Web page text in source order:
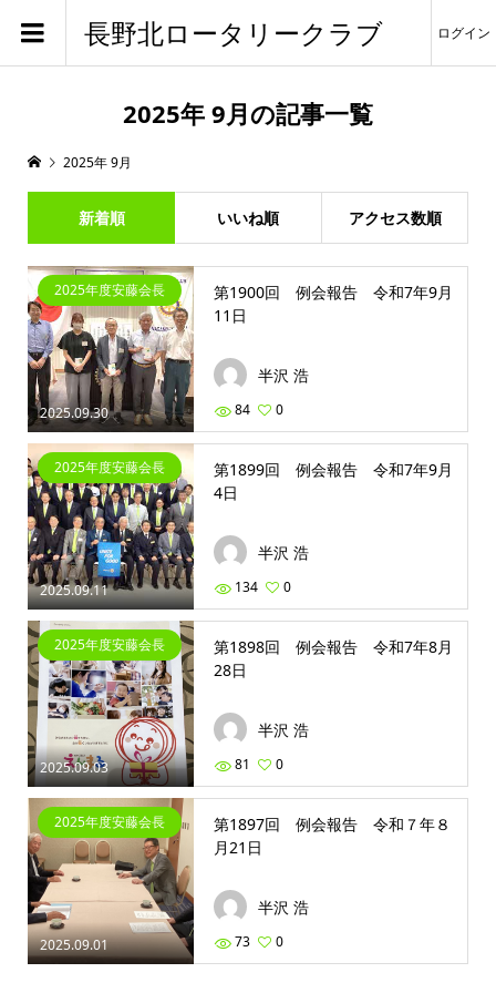
長野北ロータリークラブ ログイン
2025年 9月の記事一覧
2025年 9月
新着順 いいね順 アクセス数順
2025.09.30
2025年度安藤会長
第1900回 例会報告 令和7年9月
11日
半沢 浩
84 0
2025.09.11
2025年度安藤会長
第1899回 例会報告 令和7年9月
4日
半沢 浩
134 0
2025.09.03
2025年度安藤会長
第1898回 例会報告 令和7年8月
28日
半沢 浩
81 0
2025.09.01
2025年度安藤会長
第1897回 例会報告 令和７年８
月21日
半沢 浩
73 0